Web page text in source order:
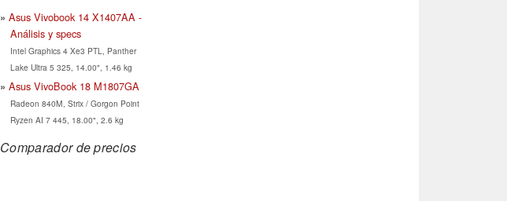
Asus Vivobook 14 X1407AA -
Análisis y specs
Intel Graphics 4 Xe3 PTL, Panther
Lake Ultra 5 325, 14.00", 1.46 kg
Asus VivoBook 18 M1807GA
Radeon 840M, Strix / Gorgon Point
Ryzen AI 7 445, 18.00", 2.6 kg
Comparador de precios